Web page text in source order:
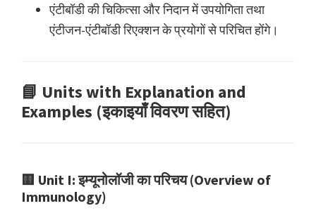
एंटीबॉडी की चिकित्सा और निदान में उपयोगिता तथा
एंटीजन-एंटीबॉडी रिएक्शन के प्रयोगों से परिचित होंगे।
📘 Units with Explanation and
Examples (इकाइयाँ विवरण सहित)
🟨 Unit I: इम्यूनोलॉजी का परिचय (Overview of
Immunology)